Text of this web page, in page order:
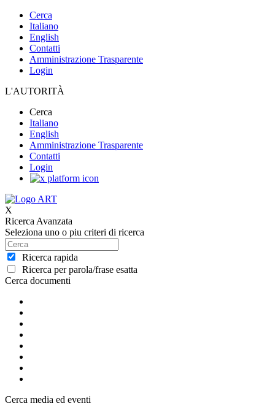
Cerca
Italiano
English
Contatti
Amministrazione Trasparente
Login
L'AUTORITÀ
Cerca
Italiano
English
Amministrazione Trasparente
Contatti
Login
X
Ricerca Avanzata
Seleziona uno o piu criteri di ricerca
Ricerca rapida
Ricerca per parola/frase esatta
Cerca documenti
Cerca media ed eventi